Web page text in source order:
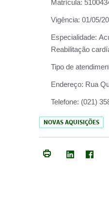
Matrícula:
Vigência: 01/05/
Especialidade:
Reabilitação
Tipo de
Endereço: Rua
Telefone: (021)
NOVAS AQUISIÇÕES